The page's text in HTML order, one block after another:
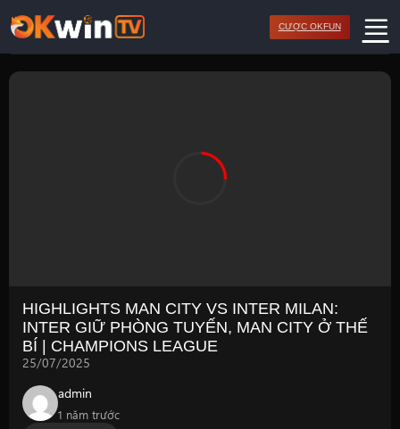
qua
nội
dung
CƯỢC OKFUN
HIGHLIGHTS MAN CITY VS INTER MILAN:
INTER GIỮ PHÒNG TUYẾN, MAN CITY Ở THẾ
BÍ | CHAMPIONS LEAGUE
25/07/2025
admin
1 năm trước